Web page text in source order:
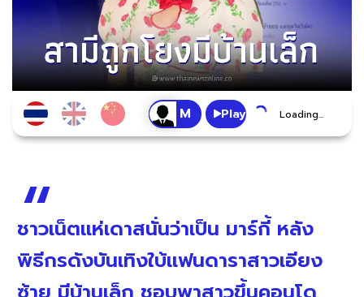
Play Loading...
ชาวเน็ตแห่เดาสนั่นว่าเป็น มาร์กี้ หลัง
พิธีกรดังบันเทิงใบ้แฟนดาราสาวเอียง